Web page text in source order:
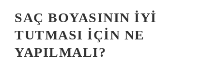
SAÇ BOYASININ IYI
TUTMASI IÇIN NE
YAPILMALI?